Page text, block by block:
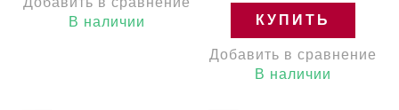
В наличии
серебристые
накладки /ножницы/
отвертка Швейцария
0.6261.26 Гарантия:
пожизненная
КУПИТЬ
Добавить в сравнение
В наличии